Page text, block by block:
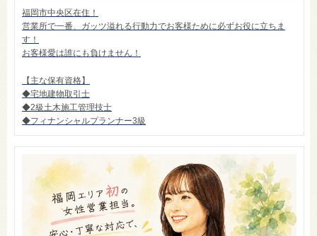
福岡市中央区在住！
営業所で一番、ガッツ溢れる行動力でお客様ために必ずお役に立ちま
す！
お客様愛は誰にも負けません！
【主な保有資格】
◆宅地建物取引士
◆2級土木施工管理技士
◆フィナンシャルプランナー3級